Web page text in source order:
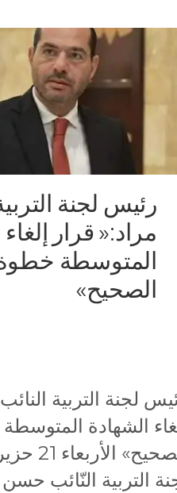
رئيس لجنة
مراد:« قرار
المتوسطة خطوة
الصحيح»
لجنة التربية
الشهادة
التربية النّائب